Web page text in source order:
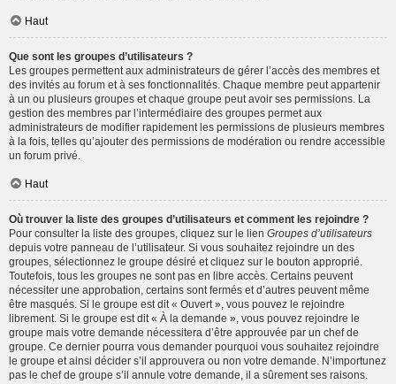
Haut
Que sont les groupes d’utilisateurs ?
Les groupes permettent aux administrateurs de gérer l’accès des membres et
des invités au forum et à ses fonctionnalités. Chaque membre peut appartenir
à un ou plusieurs groupes et chaque groupe peut avoir ses permissions. La
gestion des membres par l’intermédiaire des groupes permet aux
administrateurs de modifier rapidement les permissions de plusieurs membres
à la fois, telles qu’ajouter des permissions de modération ou rendre accessible
un forum privé.
Haut
Où trouver la liste des groupes d’utilisateurs et comment les rejoindre ?
Pour consulter la liste des groupes, cliquez sur le lien Groupes d’utilisateurs
depuis votre panneau de l’utilisateur. Si vous souhaitez rejoindre un des
groupes, sélectionnez le groupe désiré et cliquez sur le bouton approprié.
Toutefois, tous les groupes ne sont pas en libre accès. Certains peuvent
nécessiter une approbation, certains sont fermés et d’autres peuvent même
être masqués. Si le groupe est dit « Ouvert », vous pouvez le rejoindre
librement. Si le groupe est dit « À la demande », vous pouvez rejoindre le
groupe mais votre demande nécessitera d’être approuvée par un chef de
groupe. Ce dernier pourra vous demander pourquoi vous souhaitez rejoindre
le groupe et ainsi décider s’il approuvera ou non votre demande. N’importunez
pas le chef de groupe s’il annule votre demande, il a sûrement ses raisons.